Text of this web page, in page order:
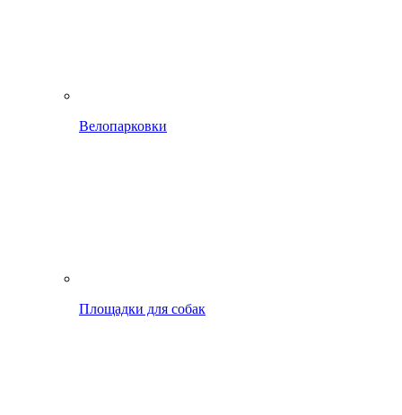
Велопарковки
Площадки для собак